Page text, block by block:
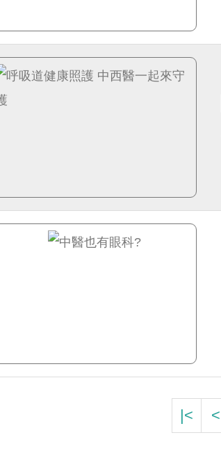
|< <